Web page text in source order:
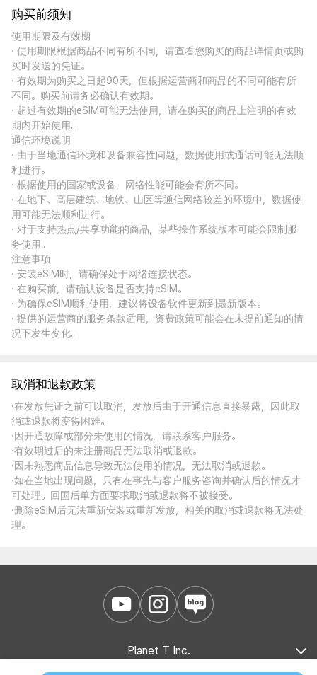
购买前须知
使用期限及有效期
· 使用期限根据商品不同有所不同，请查看您购买的商品详情页或购
买时发送的凭证。
· 有效期为购买之日起90天，但根据运营商和商品的不同可能有所
不同。购买前请务必确认有效期。
· 超过有效期的eSIM可能无法使用，请在购买的商品上注明的有效
期内开始使用。
通信环境说明
· 由于当地通信环境和设备兼容性问题，数据使用或通话可能无法顺
利进行。
· 根据使用的国家或设备，网络性能可能会有所不同。
· 在地下、高层建筑、地铁、山区等通信网络较差的环境中，数据使
用可能无法顺利进行。
· 对于支持热点/共享功能的商品，某些操作系统版本可能会限制服
务使用。
注意事项
· 安装eSIM时，请确保处于网络连接状态。
· 在购买前，请确认设备是否支持eSIM。
· 为确保eSIM顺利使用，建议将设备软件更新到最新版本。
· 提供的运营商的服务条款适用，资费政策可能会在未提前通知的情
况下发生变化。
取消和退款政策
·在发放凭证之前可以取消，发放后由于开通信息直接暴露，因此取
消或退款将变得困难。
·因开通故障或部分未使用的情况，请联系客户服务。
·有效期过后的未注册商品无法取消或退款。
·因未熟悉商品信息导致无法使用的情况，无法取消或退款。
·如在当地出现问题，只有在事先与客户服务咨询并确认后的情况才
可处理。回国后单方面要求取消或退款将不被接受。
·删除eSIM后无法重新安装或重新发放，相关的取消或退款将无法处
理。
Planet T Inc.